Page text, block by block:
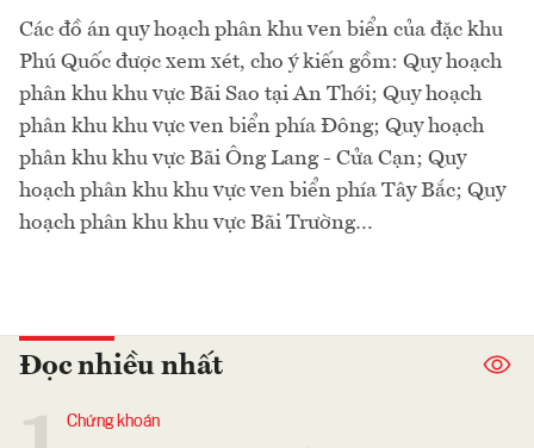
Các đồ án quy hoạch phân khu ven biển của đặc khu
Phú Quốc được xem xét, cho ý kiến gồm: Quy hoạch
phân khu khu vực Bãi Sao tại An Thới; Quy hoạch
phân khu khu vực ven biển phía Đông; Quy hoạch
phân khu khu vực Bãi Ông Lang - Cửa Cạn; Quy
hoạch phân khu khu vực ven biển phía Tây Bắc; Quy
hoạch phân khu khu vực Bãi Trường…
Đọc nhiều nhất
Chứng khoán